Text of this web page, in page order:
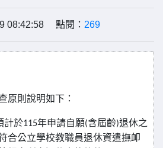
08:42:58 點閱： 269
原則說明如下：
計於115年申請自願(含屆齡)退休之
合公立學校教職員退休資遣撫卹